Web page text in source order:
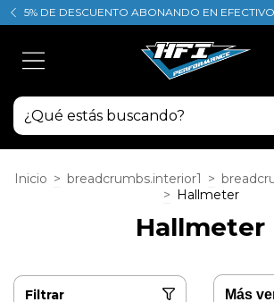
5% DE DESCUENTO ABONANDO EN
Inicio > breadcrumbs.interior1 >
> Hallmeter
Hallmeter
Filtrar